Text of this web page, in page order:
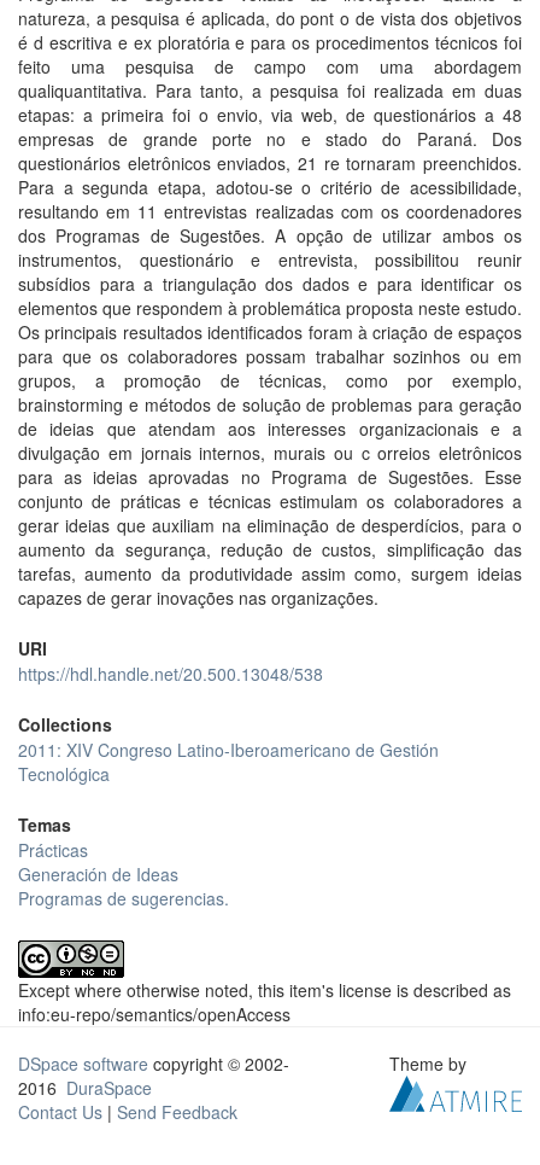
natureza, a pesquisa é aplicada, do pont o de vista dos objetivos
é d escritiva e ex ploratória e para os procedimentos técnicos foi
feito uma pesquisa de campo com uma abordagem
qualiquantitativa. Para tanto, a pesquisa foi realizada em duas
etapas: a primeira foi o envio, via web, de questionários a 48
empresas de grande porte no e stado do Paraná. Dos
questionários eletrônicos enviados, 21 re tornaram preenchidos.
Para a segunda etapa, adotou-se o critério de acessibilidade,
resultando em 11 entrevistas realizadas com os coordenadores
dos Programas de Sugestões. A opção de utilizar ambos os
instrumentos, questionário e entrevista, possibilitou reunir
subsídios para a triangulação dos dados e para identificar os
elementos que respondem à problemática proposta neste estudo.
Os principais resultados identificados foram à criação de espaços
para que os colaboradores possam trabalhar sozinhos ou em
grupos, a promoção de técnicas, como por exemplo,
brainstorming e métodos de solução de problemas para geração
de ideias que atendam aos interesses organizacionais e a
divulgação em jornais internos, murais ou c orreios eletrônicos
para as ideias aprovadas no Programa de Sugestões. Esse
conjunto de práticas e técnicas estimulam os colaboradores a
gerar ideias que auxiliam na eliminação de desperdícios, para o
aumento da segurança, redução de custos, simplificação das
tarefas, aumento da produtividade assim como, surgem ideias
capazes de gerar inovações nas organizações.
URI
https://hdl.handle.net/20.500.13048/538
Collections
2011: XIV Congreso Latino-Iberoamericano de Gestión
Tecnológica
Temas
Prácticas
Generación de Ideas
Programas de sugerencias.
Except where otherwise noted, this item's license is described as
info:eu-repo/semantics/openAccess
DSpace software copyright © 2002-
2016 DuraSpace
Contact Us | Send Feedback
Theme by